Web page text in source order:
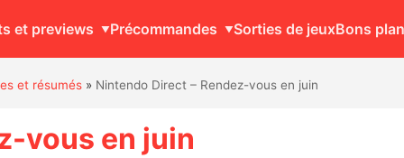
et previews Précommandes Sorties de jeuxBons
et résumés» Nintendo Direct – Rendez-vous en juin
vous en juin